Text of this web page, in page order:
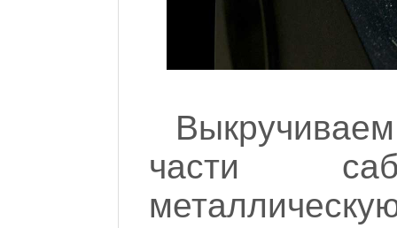
части